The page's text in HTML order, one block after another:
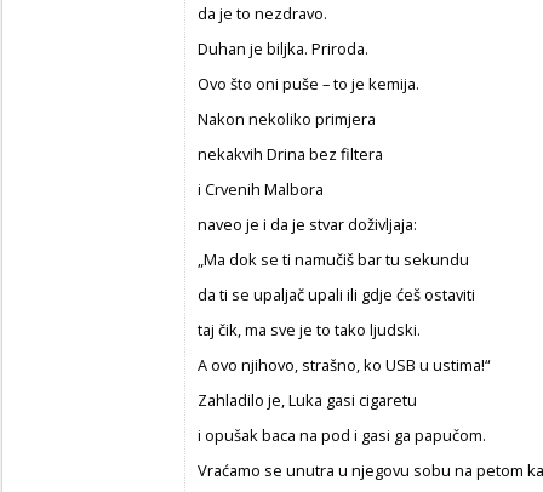
da je to nezdravo.
Duhan je biljka. Priroda.
Ovo što oni puše – to je kemija.
Nakon nekoliko primjera
nekakvih Drina bez filtera
i Crvenih Malbora
naveo je i da je stvar doživljaja:
„Ma dok se ti namučiš bar tu sekundu
da ti se upaljač upali ili gdje ćeš ostaviti
taj čik, ma sve je to tako ljudski.
A ovo njihovo, strašno, ko USB u ustima!“
Zahladilo je, Luka gasi cigaretu
i opušak baca na pod i gasi ga papučom.
Vraćamo se unutra u njegovu sobu na petom